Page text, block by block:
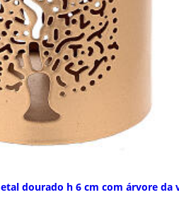
dourado h 6 cm com árvore da